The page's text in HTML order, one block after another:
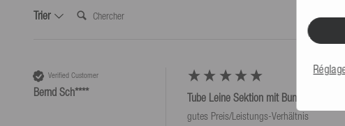
Trier Chercher:
Verified Customer
Bernd Sch**** Tube Leine Sektion mit Bungee Seil
gutes Preis/Leistungs-Verhältnis